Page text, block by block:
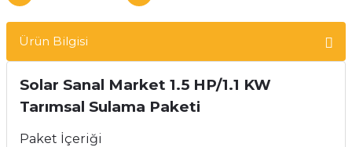
Ürün Bilgisi
Solar Sanal Market 1.5 HP/1.1 KW
Tarımsal Sulama Paketi
Paket İçeriği